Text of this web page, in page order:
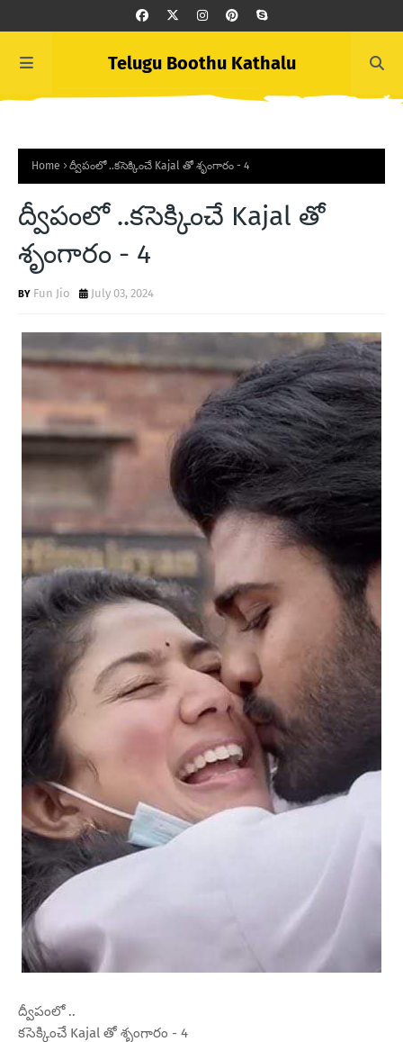
Telugu Boothu Kathalu
Home ద్వీపంలో ..కసెక్కించే Kajal తో శృంగారం - 4
ద్వీపంలో ..కసెక్కించే Kajal తో
శృంగారం - 4
Fun Jio July 03, 2024
ద్వీపంలో ..
కసెక్కించే Kajal తో శృంగారం - 4